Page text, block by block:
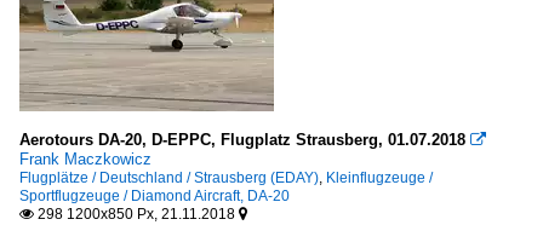
Aerotours DA-20, D-EPPC, Flugplatz Strausberg, 01.07.2018 
Frank Maczkowicz
Flugplätze / Deutschland / Strausberg (EDAY), Kleinflugzeuge /
Sportflugzeuge / Diamond Aircraft, DA-20
 298 1200x850 Px, 21.11.2018 